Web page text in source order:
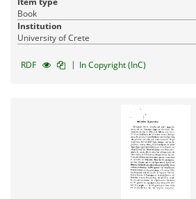
Book
Institution
University of Crete
RDF | In Copyright (InC)